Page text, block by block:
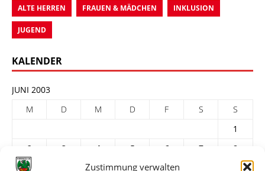
Zustimmung verwalten
ALTE HERREN FRAUEN & MÄDCHEN INKLUSION
JUGEND
KALENDER
JUNI 2003
M
D M D F S
S
1
2
3 4 5 6 7
8
9
11 12 13